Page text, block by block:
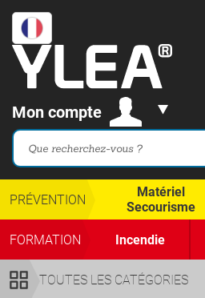
Mon compte
TOUTES LES CATÉGORIES
PRÉVENTION
Matériel
Secourisme
FORMATION Incendie